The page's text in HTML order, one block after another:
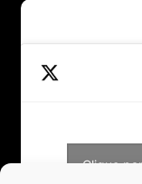
Clique